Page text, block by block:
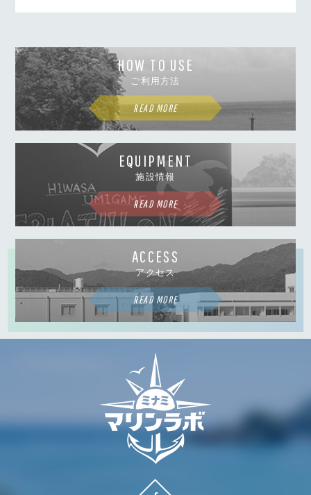
HOW TO USE
ご利用方法
READ MORE
EQUIPMENT
施設情報
READ MORE
ACCESS
アクセス
READ MORE